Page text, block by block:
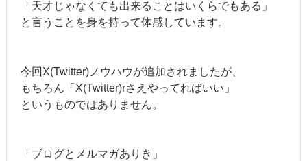
「天才じゃなくても出来ることはいくらでもある」
と言うことを身を持って体感しています。
今回X(Twitter)ノウハウが追加されましたが、
もちろん「X(Twitter)rさえやってればいい」
というものではありません。
「ブログとメルマガありき」